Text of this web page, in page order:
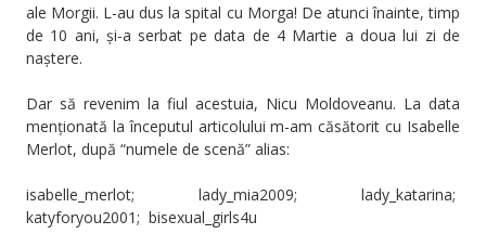
ale Morgii. L-au dus la spital cu Morga! De atunci înainte, timp
de 10 ani, și-a serbat pe data de 4 Martie a doua lui zi de
naștere.
Dar să revenim la fiul acestuia, Nicu Moldoveanu. La data
menționată la începutul articolului m-am căsătorit cu Isabelle
Merlot, după “numele de scenă” alias:
isabelle_merlot; lady_mia2009; lady_katarina;
katyforyou2001; bisexual_girls4u